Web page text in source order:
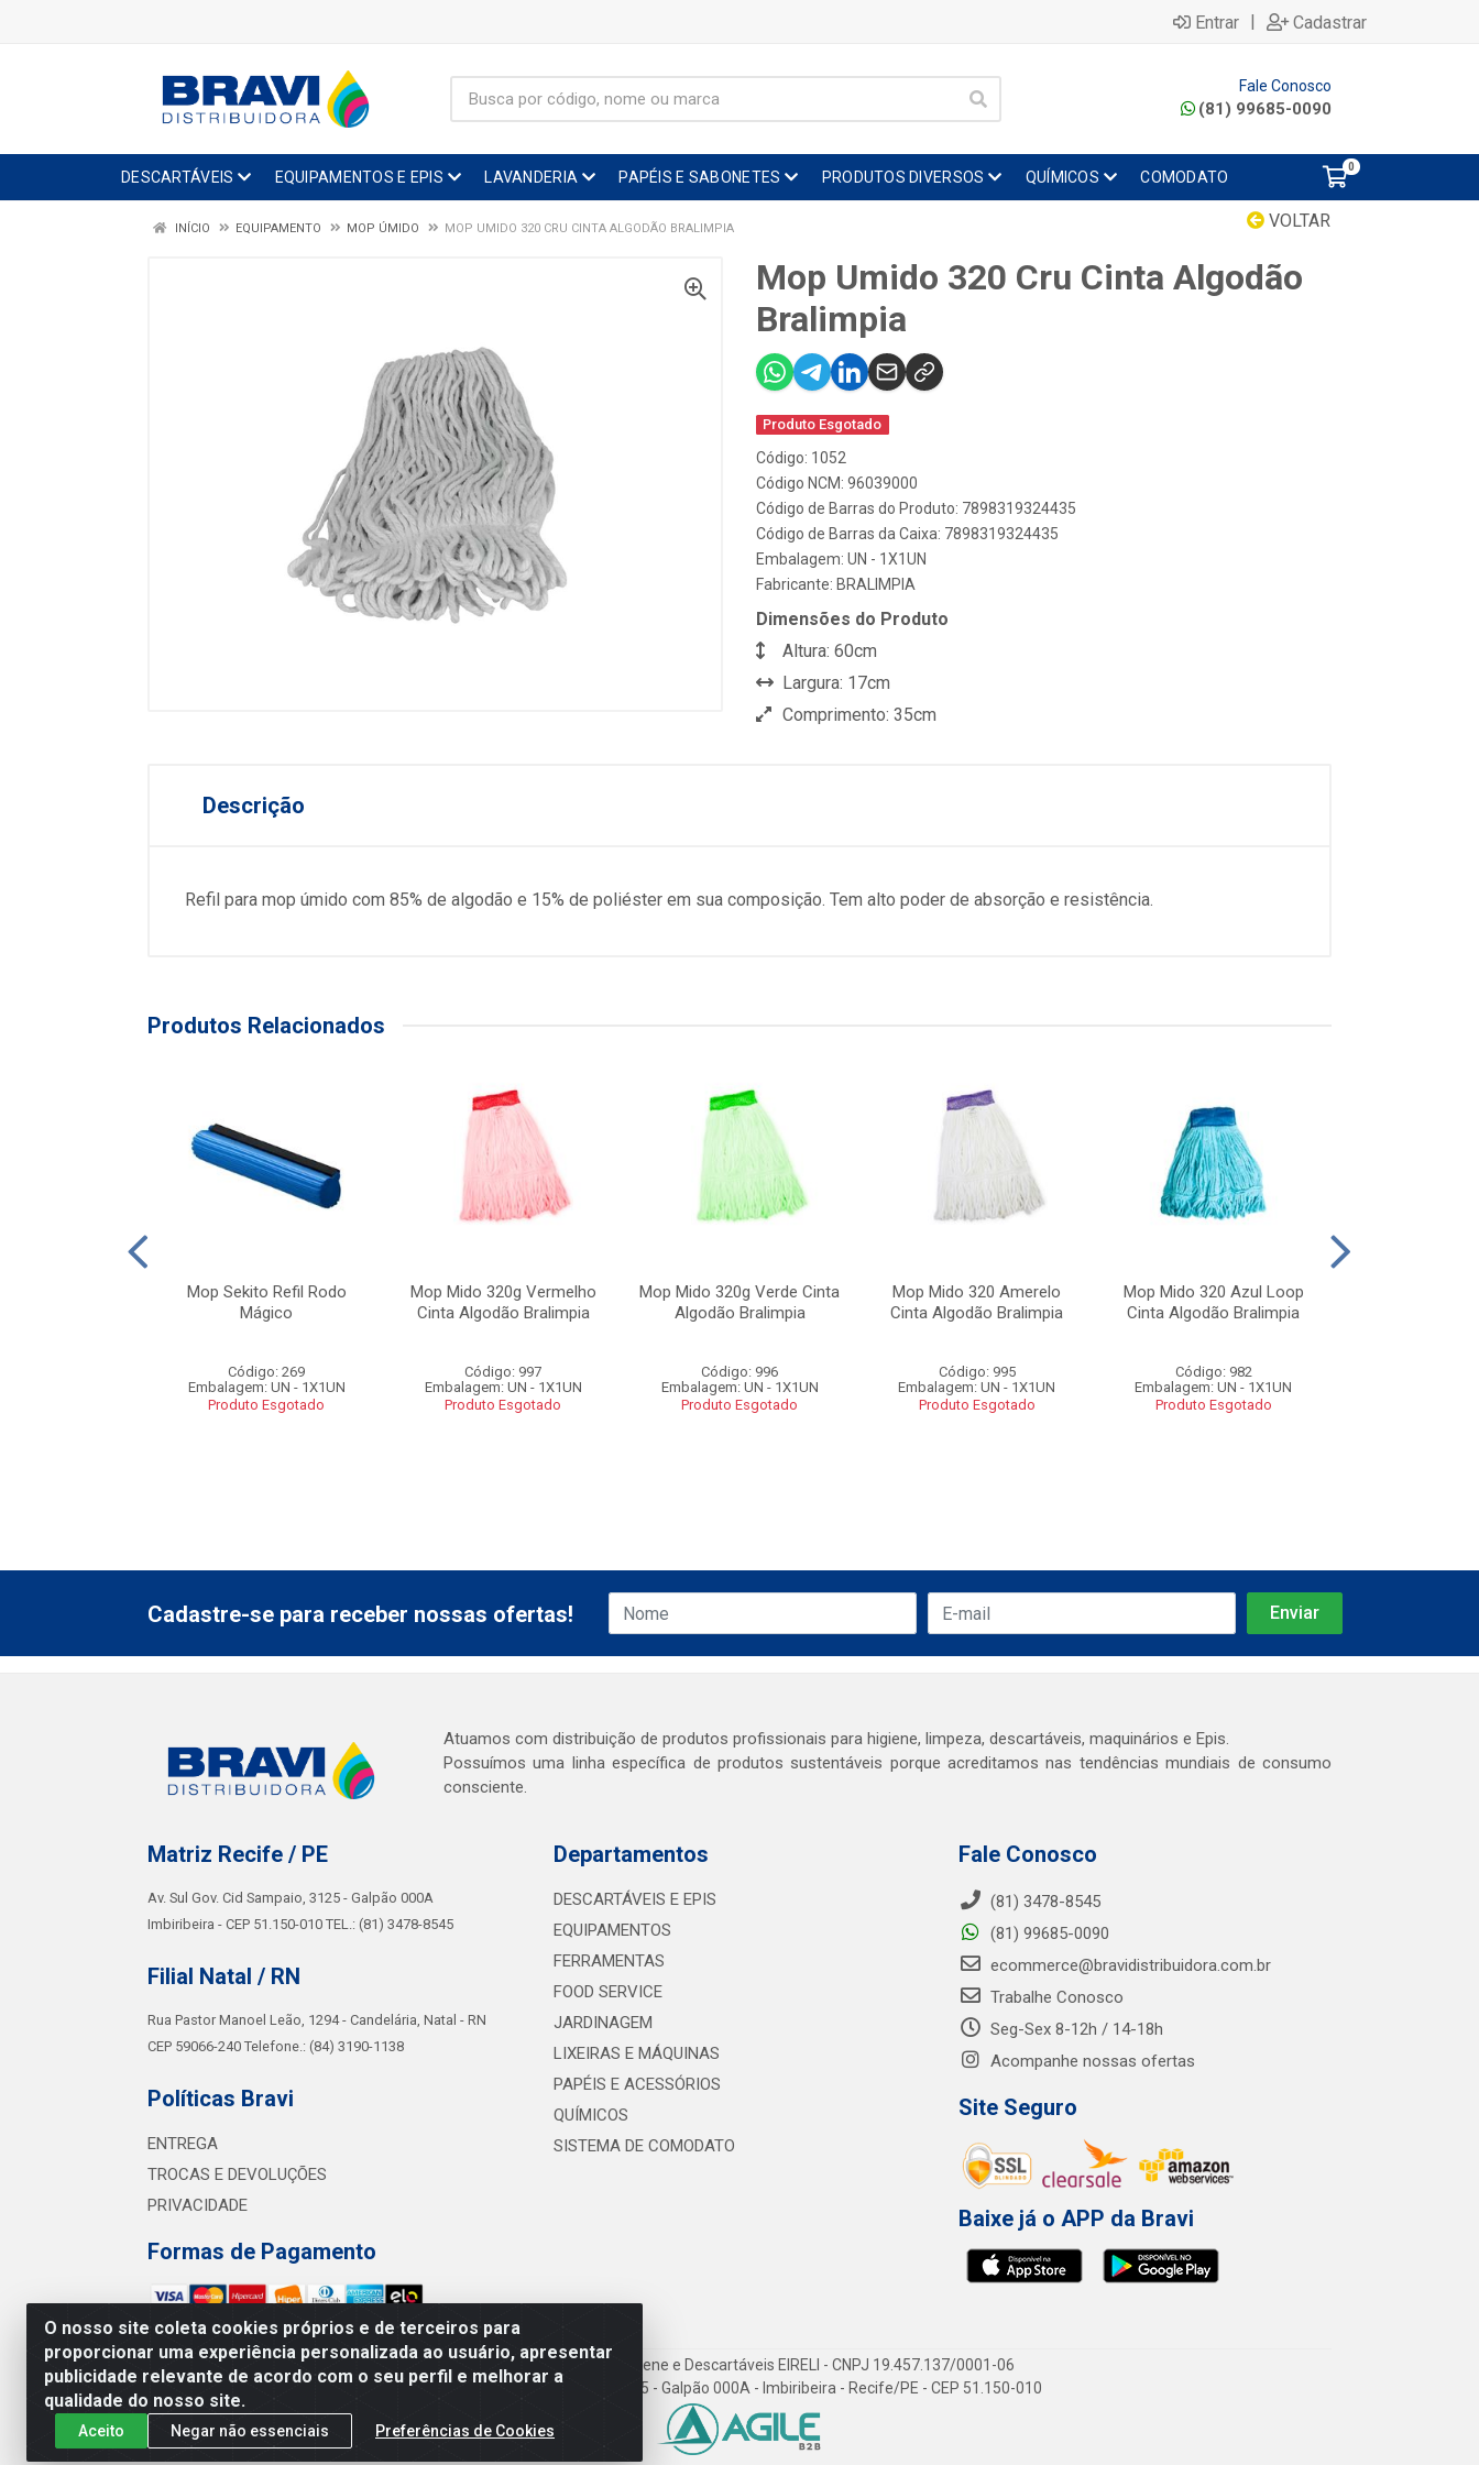
Entrar | Cadastrar
Fale Conosco
(81) 99685-0090
DESCARTÁVEIS EQUIPAMENTOS E EPIS LAVANDERIA PAPÉIS E SABONETES PRODUTOS DIVERSOS QUÍMICOS COMODATO
0
VOLTAR
INÍCIO EQUIPAMENTO MOP ÚMIDO MOP UMIDO 320 CRU CINTA ALGODÃO BRALIMPIA
Mop Umido 320 Cru Cinta Algodão
Bralimpia
Produto Esgotado
Código: 1052
Código NCM: 96039000
Código de Barras do Produto: 7898319324435
Código de Barras da Caixa: 7898319324435
Embalagem: UN - 1X1UN
Fabricante: BRALIMPIA
Dimensões do Produto
Altura: 60cm
Largura: 17cm
Comprimento: 35cm
Descrição
Refil para mop úmido com 85% de algodão e 15% de poliéster em sua composição. Tem alto poder de absorção e resistência.
Produtos Relacionados
Mop Sekito Refil Rodo
Mágico
Código: 269
Embalagem: UN - 1X1UN
Produto Esgotado
Mop Mido 320g Vermelho
Cinta Algodão Bralimpia
Código: 997
Embalagem: UN - 1X1UN
Produto Esgotado
Mop Mido 320g Verde Cinta
Algodão Bralimpia
Código: 996
Embalagem: UN - 1X1UN
Produto Esgotado
Mop Mido 320 Amerelo
Cinta Algodão Bralimpia
Código: 995
Embalagem: UN - 1X1UN
Produto Esgotado
Mop Mido 320 Azul Loop
Cinta Algodão Bralimpia
Código: 982
Embalagem: UN - 1X1UN
Produto Esgotado
O nosso site coleta cookies próprios e de terceiros para
proporcionar uma experiência personalizada ao usuário, apresentar
publicidade relevante de acordo com o seu perfil e melhorar a
qualidade do nosso site.
Aceito Negar não essenciais Preferências de Cookies
Cadastre-se para receber nossas ofertas!
Atuamos com distribuição de produtos profissionais para higiene, limpeza, descartáveis, maquinários e Epis.
Possuímos uma linha específica de produtos sustentáveis porque acreditamos nas tendências mundiais de consumo
consciente.
Matriz Recife / PE
Av. Sul Gov. Cid Sampaio, 3125 - Galpão 000A
Imbiribeira - CEP 51.150-010 TEL.: (81) 3478-8545
Filial Natal / RN
Rua Pastor Manoel Leão, 1294 - Candelária, Natal - RN
CEP 59066-240 Telefone.: (84) 3190-1138
Políticas Bravi
ENTREGA
TROCAS E DEVOLUÇÕES
PRIVACIDADE
Formas de Pagamento
Departamentos
DESCARTÁVEIS E EPIS
EQUIPAMENTOS
FERRAMENTAS
FOOD SERVICE
JARDINAGEM
LIXEIRAS E MÁQUINAS
PAPÉIS E ACESSÓRIOS
QUÍMICOS
SISTEMA DE COMODATO
Fale Conosco
(81) 3478-8545
(81) 99685-0090
ecommerce@bravidistribuidora.com.br
Trabalhe Conosco
Seg-Sex 8-12h / 14-18h
Acompanhe nossas ofertas
Site Seguro
Baixe já o APP da Bravi
Bravi Consumíveis de Higiene e Descartáveis EIRELI - CNPJ 19.457.137/0001-06
Av. Sul Gov. Cid Sampaio, 3125 - Galpão 000A - Imbiribeira - Recife/PE - CEP 51.150-010